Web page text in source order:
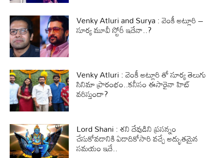
Venky Atluri and Surya : వెంకీ అట్లూరి –
సూర్య మూవీ స్టోరీ ఇదేనా..?
Venky Atluri : వెంకీ అట్లూరి తో సూర్య తెలుగు
సినిమా ప్రారంభం..కనీసం ఈసారైనా హిట్
వరిస్తుందా?
Lord Shani : శని దేవుడిని ప్రసన్నం
చేసుకోవడానికి ఏడాదికోసారి వచ్చే అద్భుతమైన
సమయం ఇదే..